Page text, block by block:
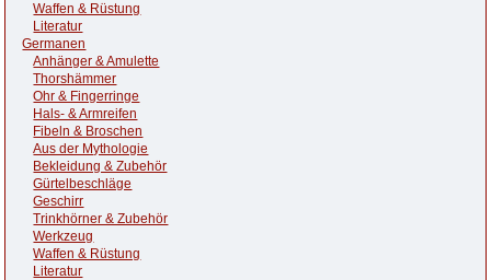
Waffen & Rüstung
Literatur
Germanen
Anhänger & Amulette
Thorshämmer
Ohr & Fingerringe
Hals- & Armreifen
Fibeln & Broschen
Aus der Mythologie
Bekleidung & Zubehör
Gürtelbeschläge
Geschirr
Trinkhörner & Zubehör
Werkzeug
Waffen & Rüstung
Literatur